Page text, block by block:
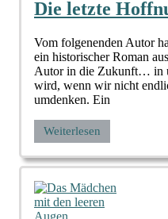
Die letzte
Vom folgenenden Autor
ein historischer Roman
Autor in die Zukunft… in
wird, wenn wir nicht
umdenken. Ein
Weiterlesen